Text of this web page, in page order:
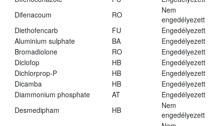
Difenacoum
RO
Nem
engedélyezett
Diethofencarb
FU
Engedélyezett
Aluminium sulphate
BA
Engedélyezett
Bromadiolone
RO
Engedélyezett
Diclofop
HB
Engedélyezett
Dichlorprop-P
HB
Engedélyezett
Dicamba
HB
Engedélyezett
Diammonium phosphate
AT
Engedélyezett
Desmedipham
HB
Nem
engedélyezett